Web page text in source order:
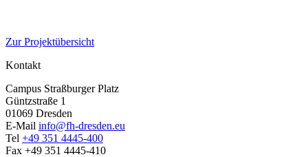
Zur Projektübersicht
Kontakt
Campus Straßburger Platz
Güntzstraße 1
01069 Dresden
E-Mail info@fh-dresden.eu
Tel +49 351 4445-400
Fax +49 351 4445-410